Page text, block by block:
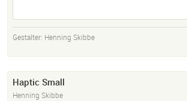
Gestalter: Henning Skibbe
Haptic Small
Henning Skibbe